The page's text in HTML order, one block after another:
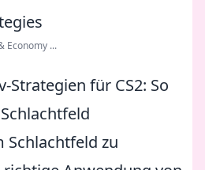
Economy ...
Strategien für CS2: So
Schlachtfeld zu